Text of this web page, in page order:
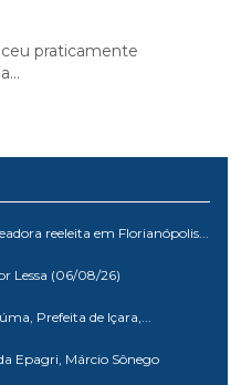
praticamente
reeleita em Florianópolis...
Lessa (06/08/26)
Prefeita de Içara,...
Epagri, Márcio Sônego